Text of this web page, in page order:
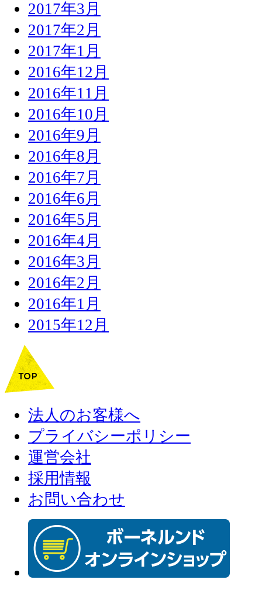
2017年3月
2017年2月
2017年1月
2016年12月
2016年11月
2016年10月
2016年9月
2016年8月
2016年7月
2016年6月
2016年5月
2016年4月
2016年3月
2016年2月
2016年1月
2015年12月
法人のお客様へ
プライバシーポリシー
運営会社
採用情報
お問い合わせ